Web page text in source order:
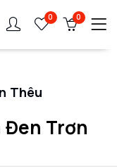
0 0
Thêu
Đen Trơn